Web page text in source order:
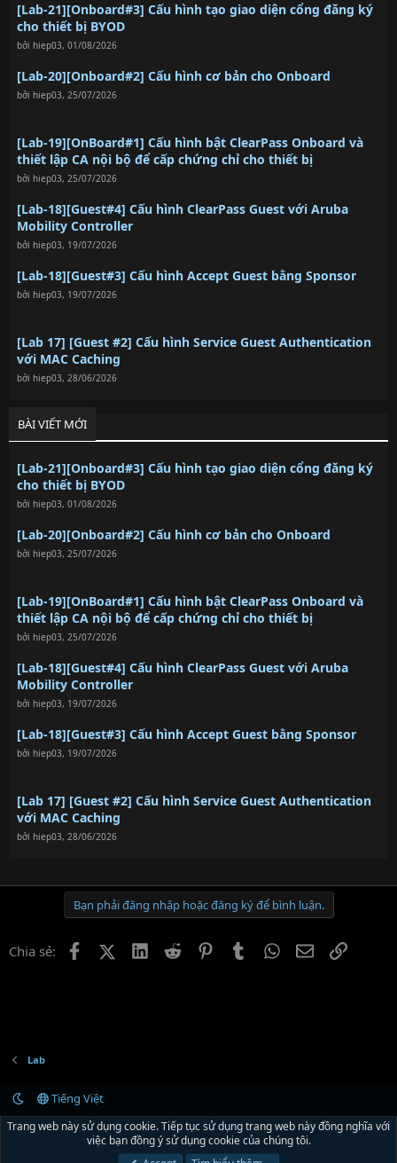
[Lab-21][Onboard#3] Cấu hình tạo giao diện cổng đăng ký
cho thiết bị BYOD
bởi hiep03, 01/08/2026
[Lab-20][Onboard#2] Cấu hình cơ bản cho Onboard
bởi hiep03, 25/07/2026
[Lab-19][OnBoard#1] Cấu hình bật ClearPass Onboard và
thiết lập CA nội bộ để cấp chứng chỉ cho thiết bị
bởi hiep03, 25/07/2026
[Lab-18][Guest#4] Cấu hình ClearPass Guest với Aruba
Mobility Controller
bởi hiep03, 19/07/2026
[Lab-18][Guest#3] Cấu hình Accept Guest bằng Sponsor
bởi hiep03, 19/07/2026
[Lab 17] [Guest #2] Cấu hình Service Guest Authentication
với MAC Caching
bởi hiep03, 28/06/2026
BÀI VIẾT MỚI
[Lab-21][Onboard#3] Cấu hình tạo giao diện cổng đăng ký
cho thiết bị BYOD
bởi hiep03, 01/08/2026
[Lab-20][Onboard#2] Cấu hình cơ bản cho Onboard
bởi hiep03, 25/07/2026
[Lab-19][OnBoard#1] Cấu hình bật ClearPass Onboard và
thiết lập CA nội bộ để cấp chứng chỉ cho thiết bị
bởi hiep03, 25/07/2026
[Lab-18][Guest#4] Cấu hình ClearPass Guest với Aruba
Mobility Controller
bởi hiep03, 19/07/2026
[Lab-18][Guest#3] Cấu hình Accept Guest bằng Sponsor
bởi hiep03, 19/07/2026
[Lab 17] [Guest #2] Cấu hình Service Guest Authentication
với MAC Caching
bởi hiep03, 28/06/2026
Bạn phải đăng nhập hoặc đăng ký để bình luận.
Chia sẻ: FacebookX (Twitter)
LinkedIn
Reddit PinterestTumblrWhatsApp
EmailLink
Lab
Tiếng Việt
Liên hệ
Quy định và Nội quy Chính sách bảo mật Trợ giúp
R
Community platform by XenForo® © 2010-2024 XenForo Ltd.
Trang web này sử dụng cookie. Tiếp tục sử dụng trang web này đồng nghĩa với
việc bạn đồng ý sử dụng cookie của chúng tôi.